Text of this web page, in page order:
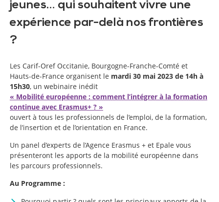
jeunes… qui souhaitent vivre une
expérience par-delà nos frontières
?
Les Carif-Oref Occitanie, Bourgogne-Franche-Comté et
Hauts-de-France organisent le mardi 30 mai 2023 de 14h à
15h30, un webinaire inédit
« Mobilité européenne : comment l’intégrer à la formation
continue avec Erasmus+ ? »
ouvert à tous les professionnels de l’emploi, de la formation,
de l’insertion et de l’orientation en France.
Un panel d’experts de l’Agence Erasmus + et Epale vous
présenteront les apports de la mobilité européenne dans
les parcours professionnels.
Au Programme :